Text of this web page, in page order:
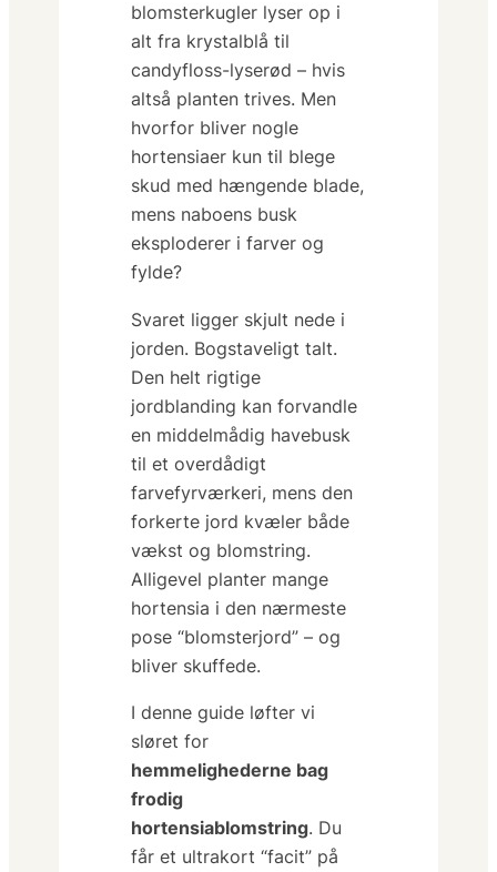
blomsterkugler lyser op i
alt fra krystalblå til
candyfloss-lyserød – hvis
altså planten trives. Men
hvorfor bliver nogle
hortensiaer kun til blege
skud med hængende blade,
mens naboens busk
eksploderer i farver og
fylde?
Svaret ligger skjult nede i
jorden. Bogstaveligt talt.
Den helt rigtige
jordblanding kan forvandle
en middelmådig havebusk
til et overdådigt
farvefyrværkeri, mens den
forkerte jord kvæler både
vækst og blomstring.
Alligevel planter mange
hortensia i den nærmeste
pose “blomsterjord” – og
bliver skuffede.
I denne guide løfter vi
sløret for
hemmelighederne bag
frodig
hortensiablomstring. Du
får et ultrakort “facit” på